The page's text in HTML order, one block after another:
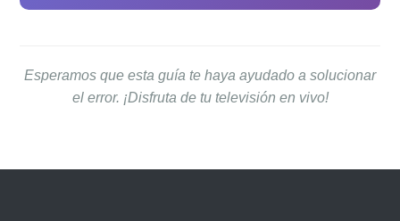
Esperamos que esta guía te haya ayudado a solucionar
el error. ¡Disfruta de tu televisión en vivo!